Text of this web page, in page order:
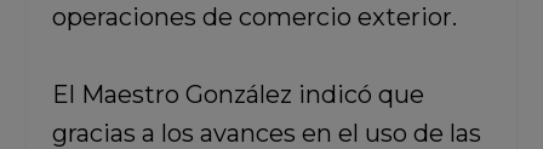
operaciones de comercio exterior.
El Maestro González indicó que
gracias a los avances en el uso de las